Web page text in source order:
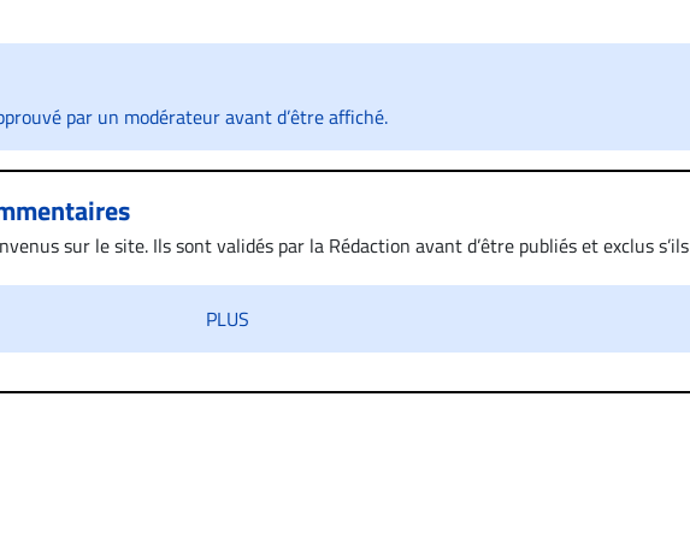
par un modérateur avant d’être affiché.
sur le site. Ils sont validés par la Rédaction avant d’être publiés et exclus s’ils
le commentaire sera retiré sur le champ. Vous pouvez également utiliser
pour publier, dans les mêmes conditions de validation, un droit de réponse.
PLUS